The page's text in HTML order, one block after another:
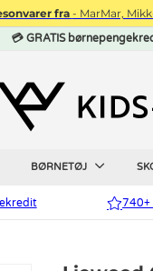
fra - MarMar,
💳 GRATIS
BØRNETØJ
740+